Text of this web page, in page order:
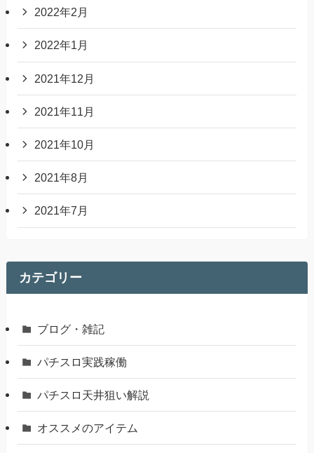
2022年2月
2022年1月
2021年12月
2021年11月
2021年10月
2021年8月
2021年7月
カテゴリー
ブログ・雑記
パチスロ実践稼働
パチスロ天井狙い解説
オススメのアイテム